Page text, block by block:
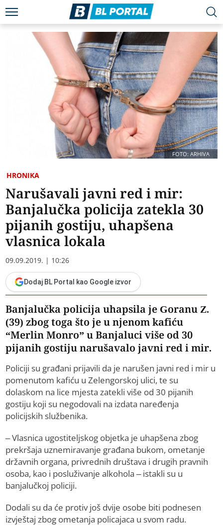
FOTO: ARHIVA
HRONIKA
Narušavali javni red i mir:
Banjalučka policija zatekla 30
pijanih gostiju, uhapšena
vlasnica lokala
09.09.2019. | 10:26
Dodaj BL Portal kao Google izvor
Banjalučka policija uhapsila je Goranu Z.
(39) zbog toga što je u njenom kafiću
“Merlin Monro” u Banjaluci više od 30
pijanih gostiju narušavalo javni red i mir.
Policiji su građani prijavili da je narušen javni red i mir u
pomenutom kafiću u Zelengorskoj ulici, te su
dolaskom na lice mjesta zatekli više od 30 pijanih
gostiju koji su negodovali na izdata naređenja
policijskih službenika.
– Vlasnica ugostiteljskog objetka je uhapšena zbog
prekršaja uznemiravanje građana bukom, ometanje
državnih organa, privrednih društava i drugih pravnih
osoba, kao i posluživanje alkohola – istakli su u
banjalučkoj policiji.
Dodali su da će protiv još dvije osobe biti podnesen
izvještaj zbog ometanja policajaca u svom radu.